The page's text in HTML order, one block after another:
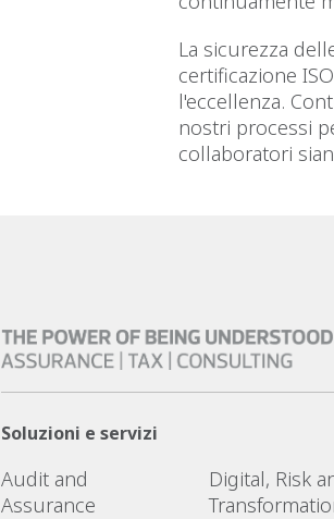
La sicurezza
certificazione
l'eccellenza.
nostri processi
collaboratori
Soluzioni e servizi
Audit and
Assurance
Digital, Risk